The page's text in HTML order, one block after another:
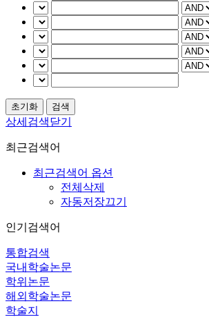
상세검색닫기
최근검색어
최근검색어 옵션
전체삭제
자동저장끄기
인기검색어
통합검색
국내학술논문
학위논문
해외학술논문
학술지